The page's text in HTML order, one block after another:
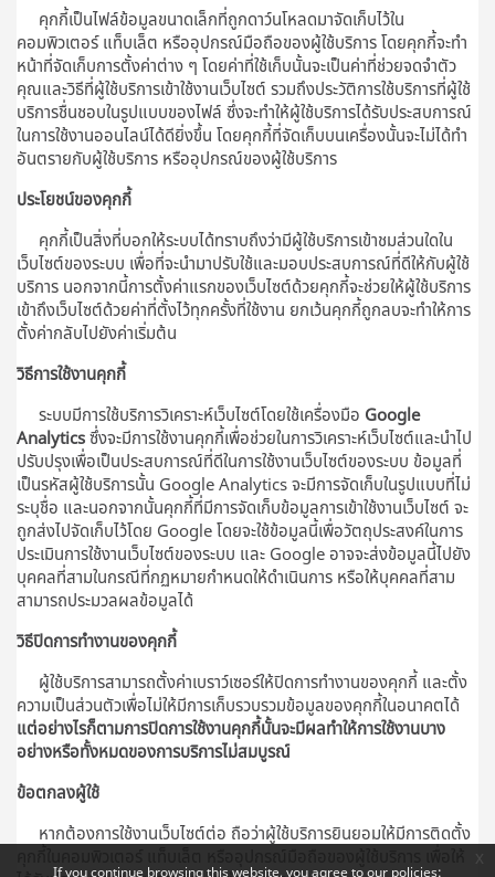
คุกกี้เป็นไฟล์ข้อมูลขนาดเล็กที่ถูกดาว์นโหลดมาจัดเก็บไว้ใน
คอมพิวเตอร์ แท็บเล็ต หรืออุปกรณ์มือถือของผู้ใช้บริการ โดยคุกกี้จะทำ
หน้าที่จัดเก็บการตั้งค่าต่าง ๆ โดยค่าที่ใช้เก็บนั้นจะเป็นค่าที่ช่วยจดจำตัว
คุณและวิธีที่ผู้ใช้บริการเข้าใช้งานเว็บไซต์ รวมถึงประวัติการใช้บริการที่ผู้ใช้
บริการชื่นชอบในรูปแบบของไฟล์ ซึ่งจะทำให้ผู้ใช้บริการได้รับประสบการณ์
ในการใช้งานออนไลน์ได้ดียิ่งขึ้น โดยคุกกี้ที่จัดเก็บบนเครื่องนั้นจะไม่ได้ทำ
อันตรายกับผู้ใช้บริการ หรืออุปกรณ์ของผู้ใช้บริการ
ประโยชน์ของคุกกี้
คุกกี้เป็นสิ่งที่บอกให้ระบบได้ทราบถึงว่ามีผู้ใช้บริการเข้าชมส่วนใดใน
เว็บไซต์ของระบบ เพื่อที่จะนำมาปรับใช้และมอบประสบการณ์ที่ดีให้กับผู้ใช้
บริการ นอกจากนี้การตั้งค่าแรกของเว็บไซต์ด้วยคุกกี้จะช่วยให้ผู้ใช้บริการ
เข้าถึงเว็บไซต์ด้วยค่าที่ตั้งไว้ทุกครั้งที่ใช้งาน ยกเว้นคุกกี้ถูกลบจะทำให้การ
ตั้งค่ากลับไปยังค่าเริ่มต้น
วิธีการใช้งานคุกกี้
ระบบมีการใช้บริการวิเคราะห์เว็บไซต์โดยใช้เครื่องมือ Google
Analytics ซึ่งจะมีการใช้งานคุกกี้เพื่อช่วยในการวิเคราะห์เว็บไซต์และนำไป
ปรับปรุงเพื่อเป็นประสบการณ์ที่ดีในการใช้งานเว็บไซต์ของระบบ ข้อมูลที่
เป็นรหัสผู้ใช้บริการนั้น Google Analytics จะมีการจัดเก็บในรูปแบบที่ไม่
ระบุชื่อ และนอกจากนั้นคุกกี้ที่มีการจัดเก็บข้อมูลการเข้าใช้งานเว็บไซต์ จะ
ถูกส่งไปจัดเก็บไว้โดย Google โดยจะใช้ข้อมูลนี้เพื่อวัตถุประสงค์ในการ
ประเมินการใช้งานเว็บไซต์ของระบบ และ Google อาจจะส่งข้อมูลนี้ไปยัง
บุคคลที่สามในกรณีที่กฏหมายกำหนดให้ดำเนินการ หรือให้บุคคลที่สาม
สามารถประมวลผลข้อมูลได้
วิธีปิดการทำงานของคุกกี้
ผู้ใช้บริการสามารถตั้งค่าเบราว์เซอร์ให้ปิดการทำงานของคุกกี้ และตั้ง
ความเป็นส่วนตัวเพื่อไม่ให้มีการเก็บรวบรวมข้อมูลของคุกกี้ในอนาคตได้
แต่อย่างไรก็ตามการปิดการใช้งานคุกกี้นั้นจะมีผลทำให้การใช้งานบาง
อย่างหรือทั้งหมดของการบริการไม่สมบูรณ์
ข้อตกลงผู้ใช้
หากต้องการใช้งานเว็บไซต์ต่อ ถือว่าผู้ใช้บริการยินยอมให้มีการติดตั้ง
If you continue browsing this website, you agree to our policies: